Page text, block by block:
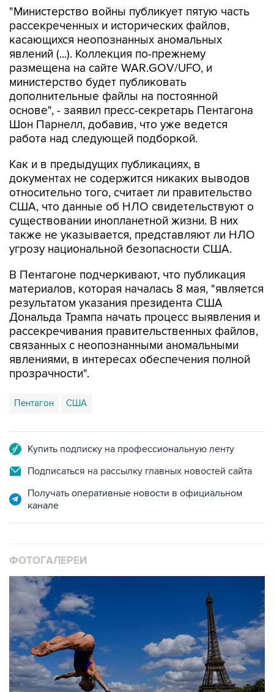
"Министерство войны публикует пятую часть
рассекреченных и исторических файлов,
касающихся неопознанных аномальных
явлений (...). Коллекция по-прежнему
размещена на сайте WAR.GOV/UFO, и
министерство будет публиковать
дополнительные файлы на постоянной
основе", - заявил пресс-секретарь Пентагона
Шон Парнелл, добавив, что уже ведется
работа над следующей подборкой.
Как и в предыдущих публикациях, в
документах не содержится никаких выводов
относительно того, считает ли правительство
США, что данные об НЛО свидетельствуют о
существовании инопланетной жизни. В них
также не указывается, представляют ли НЛО
угрозу национальной безопасности США.
В Пентагоне подчеркивают, что публикация
материалов, которая началась 8 мая, "является
результатом указания президента США
Дональда Трампа начать процесс выявления и
рассекречивания правительственных файлов,
связанных с неопознанными аномальными
явлениями, в интересах обеспечения полной
прозрачности".
Пентагон США
Купить подписку на профессиональную ленту
Подписаться на рассылку главных новостей сайта
Получать оперативные новости в официальном
канале
ФОТОГАЛЕРЕИ